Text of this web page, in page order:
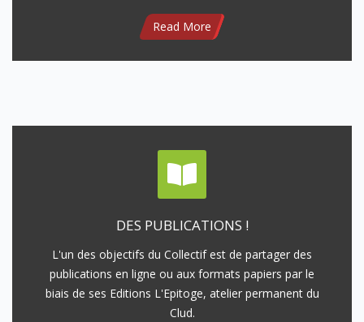
Read More
DES PUBLICATIONS !
L'un des objectifs du Collectif est de partager des
publications en ligne ou aux formats papiers par le
biais de ses Editions L'Epitoge, atelier permanent du
Clud.